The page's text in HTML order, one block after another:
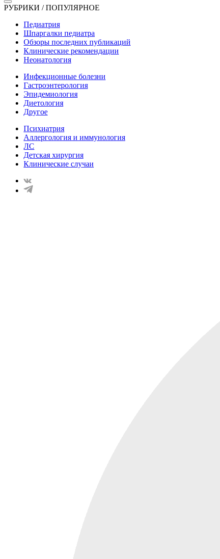
РУБРИКИ / ПОПУЛЯРНОЕ
Педиатрия
Шпаргалки педиатра
Обзоры последних публикаций
Клинические рекомендации
Неонатология
Инфекционные болезни
Гастроэнтерология
Эпидемиология
Диетология
Другое
Психиатрия
Аллергология и иммунология
ЛС
Детская хирургия
Клинические случаи